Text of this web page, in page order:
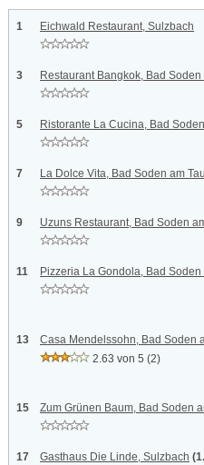
1 Eichwald Restaurant, Sulzbach
3 Restaurant Bangkok, Bad Soden
5 Ristorante La Cucina, Bad
7 La Dolce Vita, Bad Soden am
9 Uzuns Restaurant, Bad Soden
11 Pizzeria La Gondola, Bad Soden
13
Casa Mendelssohn, Bad Soden
2.63 von 5 (2)
15 Zum Grünen Baum, Bad Soden
17 Gasthaus Die Linde, Sulzbach